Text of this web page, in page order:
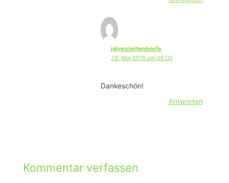
jahreszeitenbriefe
28. Mai 2018 um 06:02
Dankeschön!
Antworten
Kommentar verfassen